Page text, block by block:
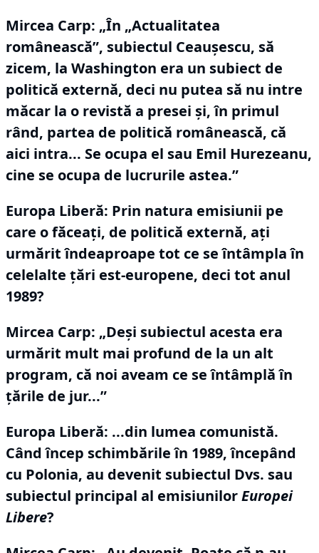
Mircea Carp: „În „Actualitatea
românească”, subiectul Ceaușescu, să
zicem, la Washington era un subiect de
politică externă, deci nu putea să nu intre
măcar la o revistă a presei și, în primul
rând, partea de politică românească, că
aici intra... Se ocupa el sau Emil Hurezeanu,
cine se ocupa de lucrurile astea.”
Europa Liberă: Prin natura emisiunii pe
care o făceați, de politică externă, ați
urmărit îndeaproape tot ce se întâmpla în
celelalte țări est-europene, deci tot anul
1989?
Mircea Carp: „Deși subiectul acesta era
urmărit mult mai profund de la un alt
program, că noi aveam ce se întâmplă în
țările de jur...”
Europa Liberă: ...din lumea comunistă.
Când încep schimbările în 1989, începând
cu Polonia, au devenit subiectul Dvs. sau
subiectul principal al emisiunilorEuropei
Libere?